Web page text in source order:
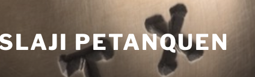
PETANQUEN